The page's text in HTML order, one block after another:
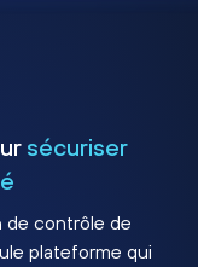
sécuriser
de contrôle de
plateforme qui